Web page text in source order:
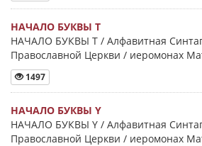
НАЧАЛО БУКВЫ Τ
НАЧАЛО БУКВЫ Τ / Алфавитная
Православной Церкви / иеромонах
1497
НАЧАЛО БУКВЫ Y
НАЧАЛО БУКВЫ Y / Алфавитная
Православной Церкви / иеромонах